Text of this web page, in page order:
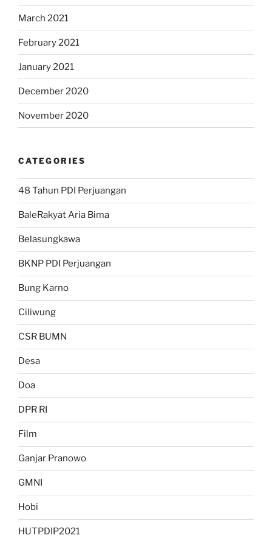
March 2021
February 2021
January 2021
December 2020
November 2020
CATEGORIES
48 Tahun PDI Perjuangan
BaleRakyat Aria Bima
Belasungkawa
BKNP PDI Perjuangan
Bung Karno
Ciliwung
CSR BUMN
Desa
Doa
DPR RI
Film
Ganjar Pranowo
GMNI
Hobi
HUTPDIP2021